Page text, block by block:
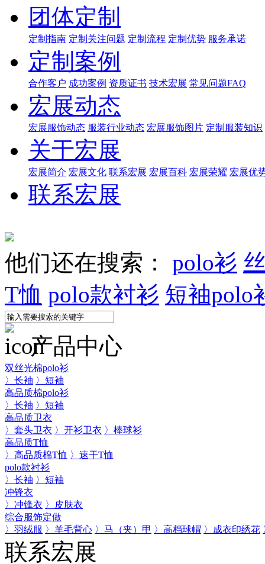
团体定制
定制指南 定制关注问题 定制流程 定制优势 服务承诺
定制案例
合作客户 成功案例 资质证书 技术宏展 常见问题FAQ
宏展动态
宏展服饰动态 服装行业动态 宏展服饰图片 定制服装知识
关于宏展
宏展简介 宏展文化 联系宏展 宏展百科 宏展荣耀 宏展优
联系宏展
他们还在搜索： polo衫
T恤 polo款衬衫 短袖polo
产品中心
双丝光棉polo衫
〉长袖 〉短袖
高品质棉polo衫
〉长袖 〉短袖
高品质卫衣
〉套头卫衣 〉开衫卫衣 〉棒球衫
高品质T恤
〉高品质棉T恤 〉速干T恤
polo款衬衫
〉长袖 〉短袖
冲锋衣
〉冲锋衣 〉皮肤衣
综合服饰定做
〉羽绒服 〉羊毛背心 〉马（夹）甲 〉高档球帽 〉成衣印绣花
联系宏展